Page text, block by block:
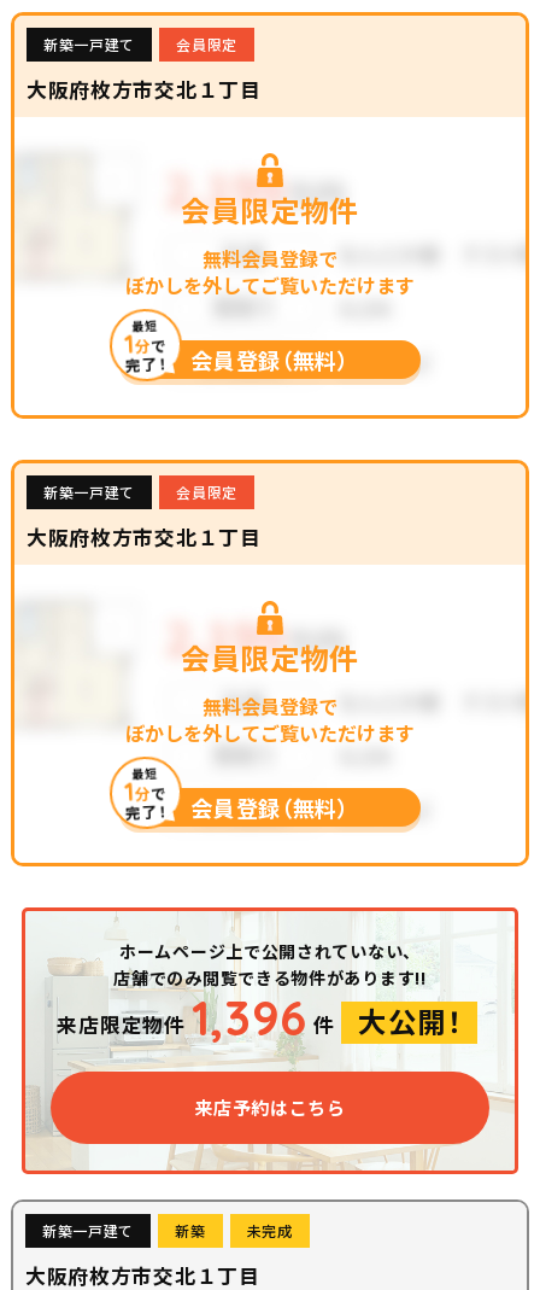
新築一戸建て 会員限定
大阪府枚方市交北１丁目
会員限定物件
無料会員登録で
ぼかしを外してご覧いただけます
最短
1分で
完了！ 会員登録（無料）
新築一戸建て 会員限定
大阪府枚方市交北１丁目
会員限定物件
無料会員登録で
ぼかしを外してご覧いただけます
最短
1分で
完了！ 会員登録（無料）
ホームページ上で公開されていない、
店舗でのみ閲覧できる物件があります!!
来店限定物件 1,396 件 大公開！
来店予約はこちら
新築一戸建て 新築 未完成
大阪府枚方市交北１丁目